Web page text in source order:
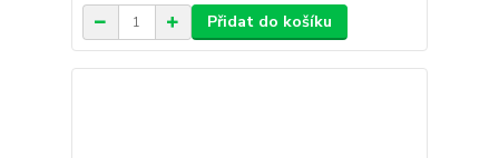
Přidat do košíku